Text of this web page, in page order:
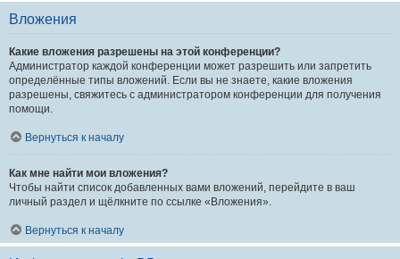
Вложения
Какие вложения разрешены на этой конференции?
Администратор каждой конференции может разрешить или запретить
определённые типы вложений. Если вы не знаете, какие вложения
разрешены, свяжитесь с администратором конференции для получения
помощи.
Вернуться к началу
Как мне найти мои вложения?
Чтобы найти список добавленных вами вложений, перейдите в ваш
личный раздел и щёлкните по ссылке «Вложения».
Вернуться к началу